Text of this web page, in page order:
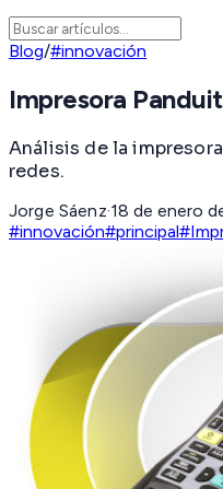
Blog/#innovación
Impresora
Análisis de la
redes.
Jorge Sáenz·18 de enero
#innovación#principal